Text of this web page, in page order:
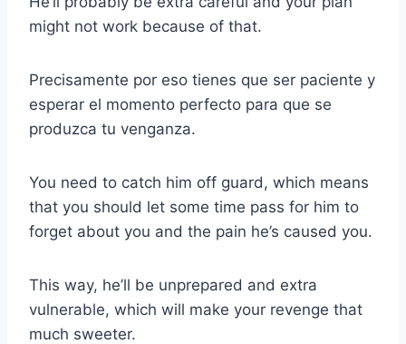
might not work because of that.
Precisamente por eso tienes que ser paciente y
esperar el momento perfecto para que se
produzca tu venganza.
You need to catch him off guard, which means
that you should let some time pass for him to
forget about you and the pain he’s caused you.
This way, he’ll be unprepared and extra
vulnerable, which will make your revenge that
much sweeter.